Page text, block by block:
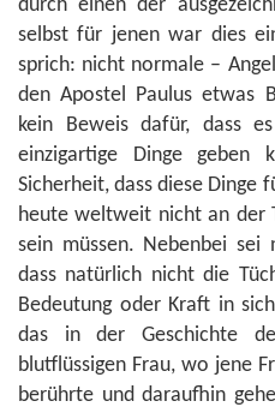
durch einen der
selbst für jenen war dies
sprich: nicht normale –
den Apostel Paulus etwas
kein Beweis dafür, dass
einzigartige Dinge
Sicherheit, dass diese Dinge
heute weltweit nicht an der
sein müssen. Nebenbei sei
dass natürlich nicht die
Bedeutung oder Kraft in
das in der Geschichte
blutflüssigen Frau, wo jene
berührte und daraufhin